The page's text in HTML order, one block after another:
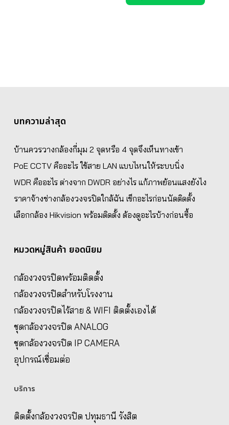
บทความล่าสุด
บ้านควรวางกล้องกี่มุม 2 จุดหรือ 4 จุดจึงเห็นทางเข้า
PoE CCTV คืออะไร ใช้สาย LAN แบบไหนให้ระบบนิ่ง
WDR คืออะไร ต่างจาก DWDR อย่างไร แก้ภาพย้อนแสงยังไง
ราคาจ้างช่างกล้องวงจรปิดใกล้ฉัน เช็กอะไรก่อนนัดติดตั้ง
เลือกกล้อง Hikvision พร้อมติดตั้ง ต้องดูอะไรบ้างก่อนซื้อ
หมวดหมู่สินค้า ยอดนิยม
กล้องวงจรปิดพร้อมติดตั้ง
กล้องวงจรปิดสำหรับโรงงาน
กล้องวงจรปิดไร้สาย & WIFI ติดตั้งเองได้
ชุดกล้องวงจรปิด ANALOG
ชุดกล้องวงจรปิด IP CAMERA
อุปกรณ์เชื่อมต่อ
บริการ
ติดตั้งกล้องวงจรปิด ปทุมธานี รังสิต